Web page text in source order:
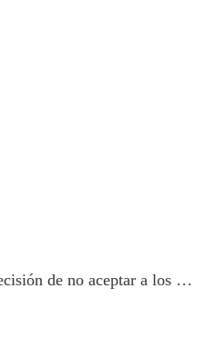
de no aceptar a los …